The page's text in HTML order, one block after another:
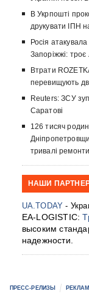
В Укрпошті
друкувати ІПН
Росія
Запоріжжі:
Втрати
перевищують
Reuters: ЗСУ
Саратові
126 тисяч
тривалі ремонти
НАШИ
UA.TODAY -
EA-LOGISTIC:
высоким
надежности.
ПРЕСС-РЕЛИЗЫ